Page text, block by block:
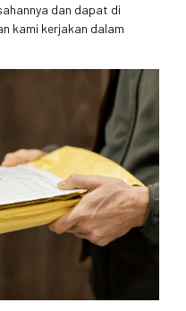
dan dapat di
kami kerjakan dalam